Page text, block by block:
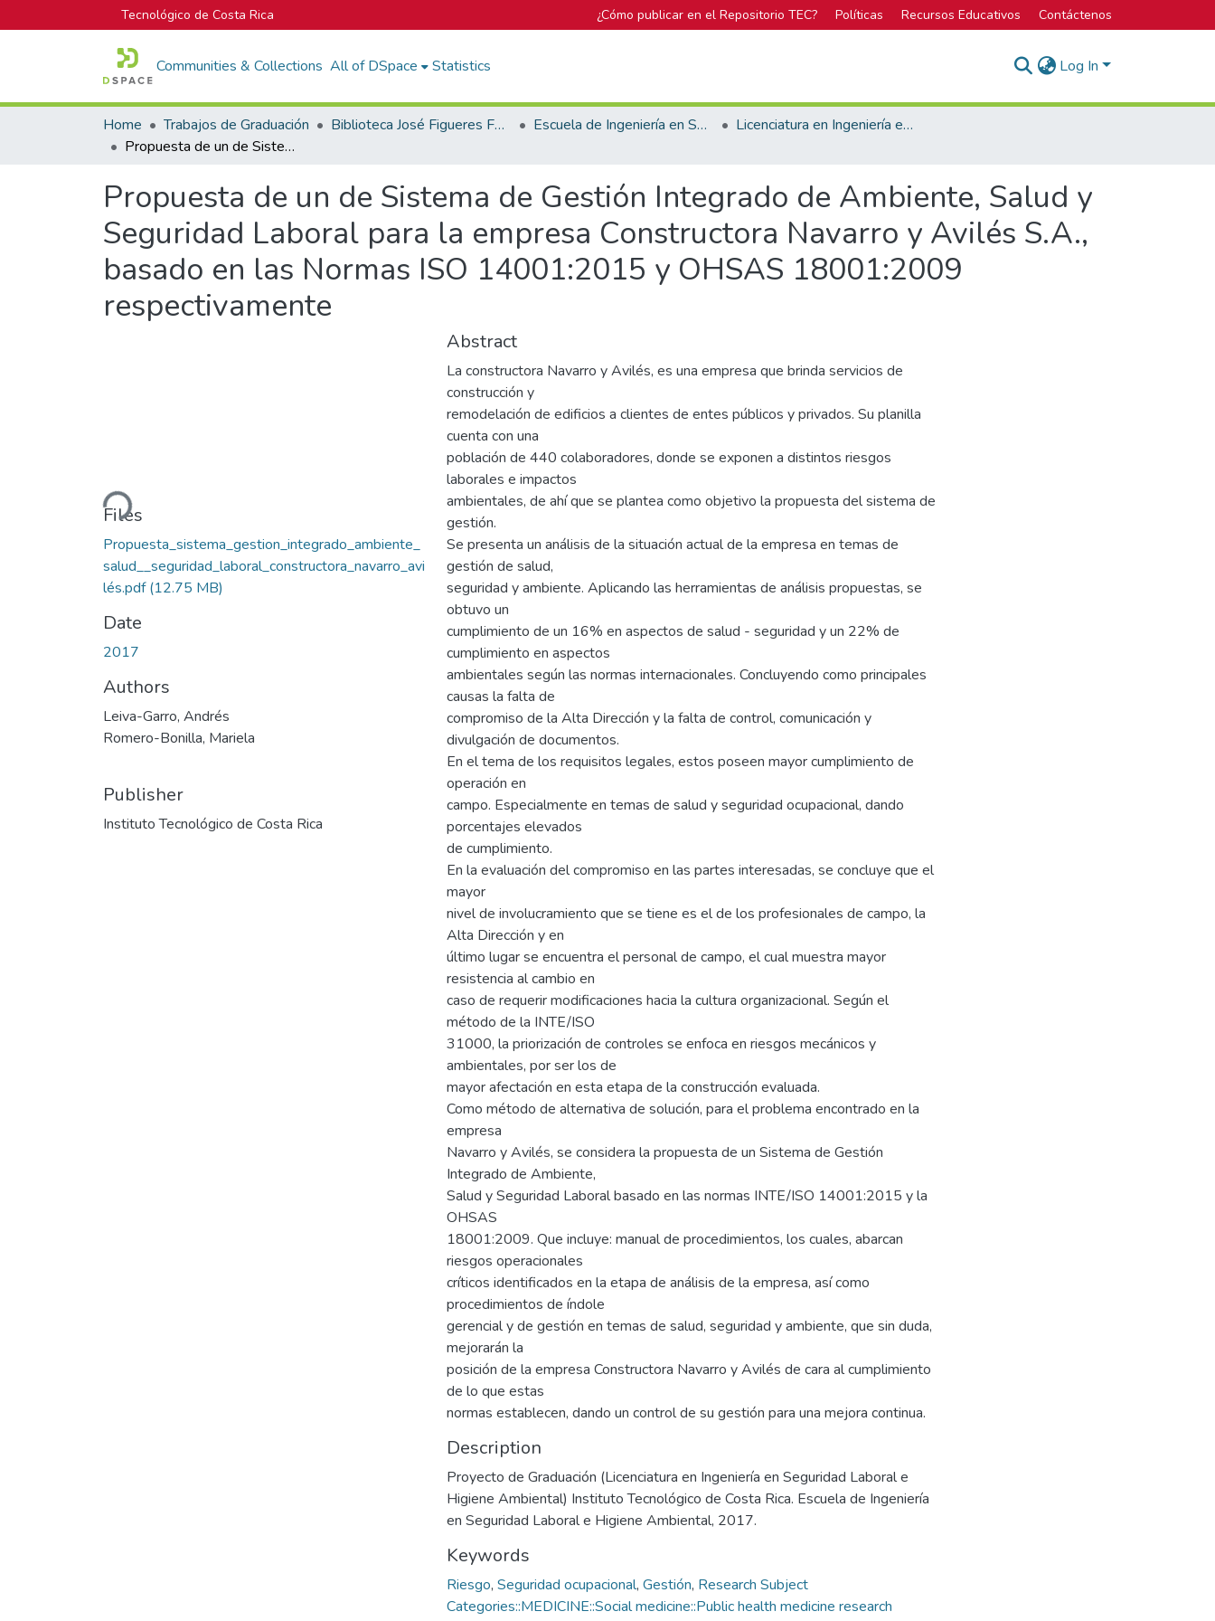
Tecnológico de Costa Rica ¿Cómo publicar en el Repositorio TEC? Políticas Recursos Educativos Contáctenos
Communities & Collections All of DSpace Statistics Log In
Home Trabajos de Graduación Biblioteca José Figueres Ferrer Escuela de Ingeniería en Seguridad Laboral e Higiene Ambiental
Licenciatura en Ingeniería en Seguridad Laboral e Higiene Ambiental
Propuesta de un de Sistema de Gestión Integrado de Ambiente, Salud y Seguridad Laboral para la empresa Constructora Navarro y Avilés S.A., basado en las Normas ISO 14001:2015 y OHSAS 18001:2009 respectivamente
Propuesta de un de Sistema de Gestión Integrado de Ambiente, Salud y
Seguridad Laboral para la empresa Constructora Navarro y Avilés S.A.,
basado en las Normas ISO 14001:2015 y OHSAS 18001:2009
respectivamente
Loading...
Files
Propuesta_sistema_gestion_integrado_ambiente_
salud__seguridad_laboral_constructora_navarro_avi
lés.pdf(12.75 MB)
Date
2017
Authors
Leiva-Garro, Andrés
Romero-Bonilla, Mariela
Publisher
Instituto Tecnológico de Costa Rica
Abstract
La constructora Navarro y Avilés, es una empresa que brinda servicios de
construcción y
remodelación de edificios a clientes de entes públicos y privados. Su planilla
cuenta con una
población de 440 colaboradores, donde se exponen a distintos riesgos
laborales e impactos
ambientales, de ahí que se plantea como objetivo la propuesta del sistema de
gestión.
Se presenta un análisis de la situación actual de la empresa en temas de
gestión de salud,
seguridad y ambiente. Aplicando las herramientas de análisis propuestas, se
obtuvo un
cumplimiento de un 16% en aspectos de salud - seguridad y un 22% de
cumplimiento en aspectos
ambientales según las normas internacionales. Concluyendo como principales
causas la falta de
compromiso de la Alta Dirección y la falta de control, comunicación y
divulgación de documentos.
En el tema de los requisitos legales, estos poseen mayor cumplimiento de
operación en
campo. Especialmente en temas de salud y seguridad ocupacional, dando
porcentajes elevados
de cumplimiento.
En la evaluación del compromiso en las partes interesadas, se concluye que el
mayor
nivel de involucramiento que se tiene es el de los profesionales de campo, la
Alta Dirección y en
último lugar se encuentra el personal de campo, el cual muestra mayor
resistencia al cambio en
caso de requerir modificaciones hacia la cultura organizacional. Según el
método de la INTE/ISO
31000, la priorización de controles se enfoca en riesgos mecánicos y
ambientales, por ser los de
mayor afectación en esta etapa de la construcción evaluada.
Como método de alternativa de solución, para el problema encontrado en la
empresa
Navarro y Avilés, se considera la propuesta de un Sistema de Gestión
Integrado de Ambiente,
Salud y Seguridad Laboral basado en las normas INTE/ISO 14001:2015 y la
OHSAS
18001:2009. Que incluye: manual de procedimientos, los cuales, abarcan
riesgos operacionales
críticos identificados en la etapa de análisis de la empresa, así como
procedimientos de índole
gerencial y de gestión en temas de salud, seguridad y ambiente, que sin duda,
mejorarán la
posición de la empresa Constructora Navarro y Avilés de cara al cumplimiento
de lo que estas
normas establecen, dando un control de su gestión para una mejora continua.
Description
Proyecto de Graduación (Licenciatura en Ingeniería en Seguridad Laboral e
Higiene Ambiental) Instituto Tecnológico de Costa Rica. Escuela de Ingeniería
en Seguridad Laboral e Higiene Ambiental, 2017.
Keywords
Riesgo, Seguridad ocupacional, Gestión, Research Subject
Categories::MEDICINE::Social medicine::Public health medicine research